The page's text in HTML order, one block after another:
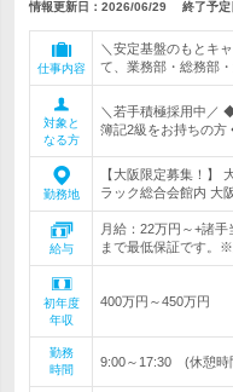
情報更新日：2026/06/29 終了予定
仕事内容
＼安定基盤のもとキ
て、業務部・総務部
対象と
なる方
＼若手積極採用中／
簿記2級をお持ちの
勤務地
【大阪限定募集！】
ラック総合会館内 大
給与
月給：22万円～+諸
まで最低保証です。
初年度
年収
400万円～450万円
勤務
時間
9:00～17:30 (休憩時